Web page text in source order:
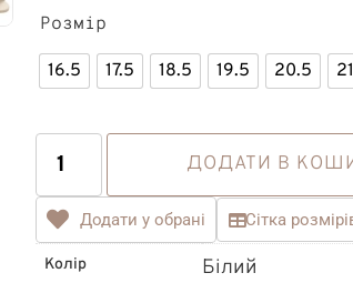
Розмір
16.5 17.5 18.5 19.5 20.5
ДОДАТИ В
Додати у обрані Сітка
Колір Білий